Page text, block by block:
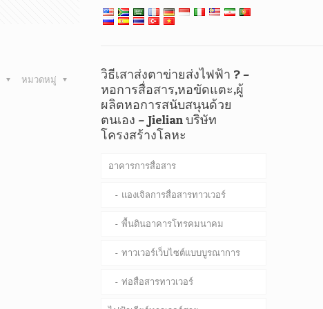
หมวดหมู่
วิธีเสาส่งตาข่ายส่งไฟฟ้า ? –
หอการสื่อสาร,หอขัดแตะ,ผู้
ผลิตหอการสนับสนุนด้วย
ตนเอง – Jielian บริษัท
โครงสร้างโลหะ
อาคารการสื่อสาร
แองเจิลการสื่อสารทาวเวอร์
พื้นดินอาคารโทรคมนาคม
ทาวเวอร์เว็บไซต์แบบบูรณาการ
ท่อสื่อสารทาวเวอร์